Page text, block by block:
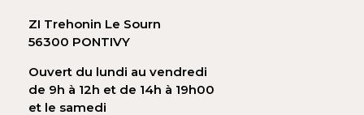
ZI Trehonin Le Sourn
56300 PONTIVY
Ouvert du lundi au vendredi
de 9h à 12h et de 14h à 19h00
et le samedi